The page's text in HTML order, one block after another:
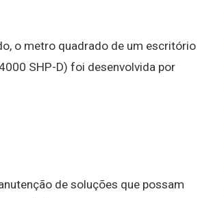
o metro quadrado de um escritório
SHP-D) foi desenvolvida por
de soluções que possam